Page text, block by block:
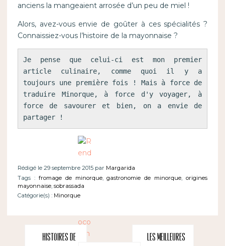
anciens la mangeaient arrosée d’un peu de miel !
Alors, avez-vous envie de goûter à ces spécialités ?
Connaissiez-vous l’histoire de la mayonnaise ?
Je pense que celui-ci est mon premier
article culinaire, comme quoi il y a
toujours une première fois ! Mais à force de
traduire Minorque, à force d'y voyager, à
force de savourer et bien, on a envie de
partager !
Rédigé le 29 septembre 2015 par Margarida
Tags : fromage de minorque,gastronomie de minorque ,origines
mayonnaise, sobrassada
Catégorie(s) : Minorque
Histoires de
Les meilleures